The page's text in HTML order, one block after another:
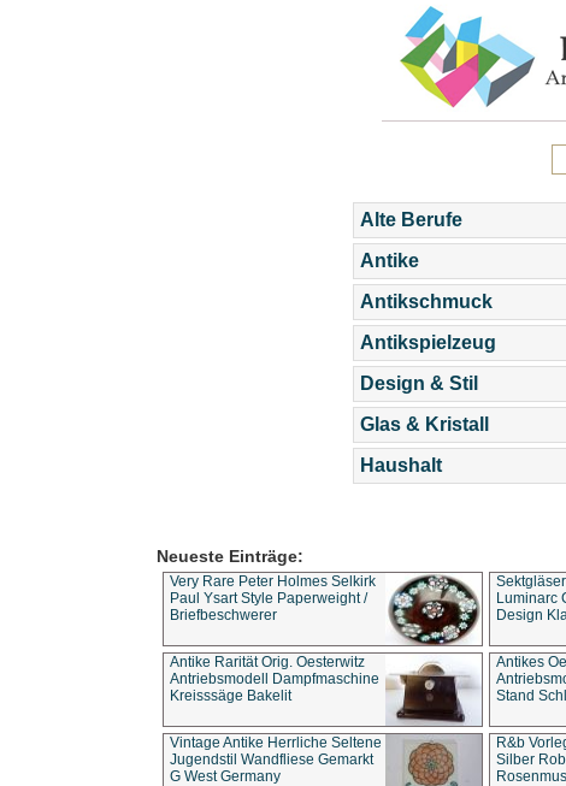
Alte Berufe
Antike
Antikschmuck
Antikspielzeug
Design & Stil
Glas & Kristall
Haushalt
Neueste Einträge:
Very Rare Peter Holmes Selkirk
Paul Ysart Style Paperweight /
Briefbeschwerer
Luminarc
Design
Antike Rarität Orig. Oesterwitz
Antriebsmodell Dampfmaschine
Kreisssäge Bakelit
Antikes
Stand
Vintage Antike Herrliche Seltene
Jugendstil Wandfliese Gemarkt
G West Germany
R&b
Silber